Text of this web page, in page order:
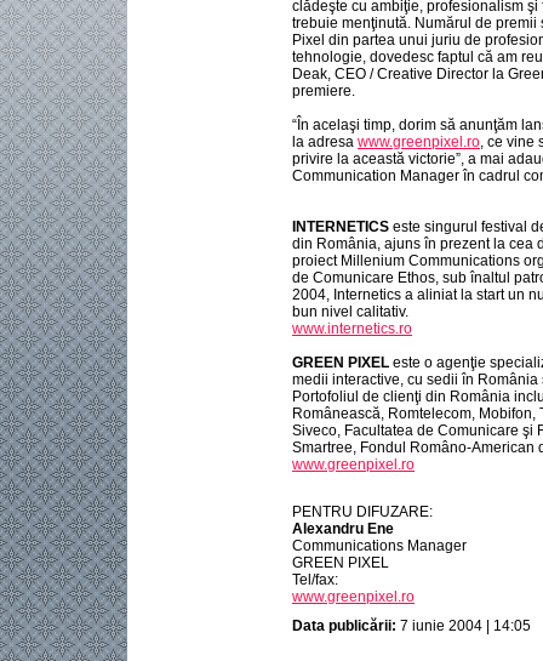
clădeşte cu ambiţie, profesionalism
trebuie menţinută. Numărul de
Pixel din partea unui juriu de
tehnologie, dovedesc faptul că am
Deak, CEO / Creative Director la
premiere.
“În acelaşi timp, dorim să anunţăm
la adresa www.greenpixel.ro, ce vine
privire la această victorie”, a mai
Communication Manager în cadrul
INTERNETICS este singurul festival
din România, ajuns în prezent la cea
proiect Millenium Communications
de Comunicare Ethos, sub înaltul
2004, Internetics a aliniat la start un
bun nivel calitativ.
www.internetics.ro
GREEN PIXEL este o agenţie
medii interactive, cu sedii în
Portofoliul de clienţi din România
Românească, Romtelecom,
Siveco, Facultatea de Comunicare şi
Smartree, Fondul Româno-American
www.greenpixel.ro
PENTRU DIFUZARE:
Alexandru Ene
Communications Manager
GREEN PIXEL
Tel/fax:
www.greenpixel.ro
Data publicării: 7 iunie 2004 | 14:05